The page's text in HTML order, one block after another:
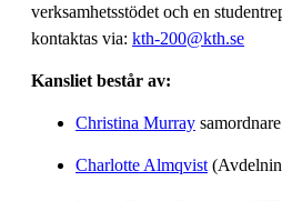
verksamhetsstödet och en
kontaktas via: kth-200@kth.se
Kansliet består av:
Christina Murray
Charlotte Almqvist